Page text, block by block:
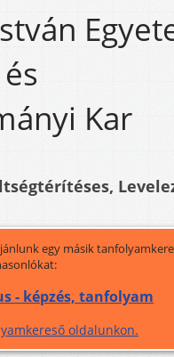
Kar
egy másik
- képzés, tanfolyam
oldalunkon.